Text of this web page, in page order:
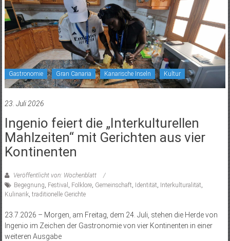
Gastronomie Gran Canaria Kanarische Inseln Kultur
23. Juli 2026
Ingenio feiert die „Interkulturellen
Mahlzeiten“ mit Gerichten aus vier
Kontinenten
Veröffentlicht von: Wochenblatt
Begegnung Festival Folklore, Gemeinschaft Identität Interkulturalität
Kulinarik, traditionelle Gerichte
23.7.2026 – Morgen, am Freitag, dem 24. Juli, stehen die Herde von
Ingenio im Zeichen der Gastronomie von vier Kontinenten in einer
weiteren Ausgabe